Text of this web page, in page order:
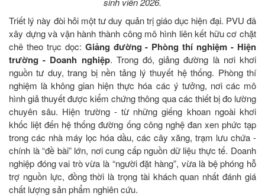
Triết lý này đòi hỏi một tư duy quản trị giáo dục hiện đại. PVU đã
xây dựng và vận hành thành công mô hình liên kết hữu cơ chặt
chẽ theo trục dọc: Giảng đường - Phòng thí nghiệm - Hiện
trường - Doanh nghiệp. Trong đó, giảng đường là nơi khơi
nguồn tư duy, trang bị nền tảng lý thuyết hệ thống. Phòng thí
nghiệm là không gian hiện thực hóa các ý tưởng, nơi các mô
hình giả thuyết được kiểm chứng thông qua các thiết bị đo lường
chuyên sâu. Hiện trường - từ những giếng khoan ngoài khơi
khốc liệt đến hệ thống đường ống công nghệ đan xen phức tạp
trong các nhà máy lọc hóa dầu, các cây xăng, trạm lưu chứa -
chính là “đề bài” lớn, nơi cung cấp nguồn dữ liệu thực tế. Doanh
nghiệp đóng vai trò vừa là “người đặt hàng”, vừa là bệ phóng hỗ
trợ nguồn lực, đồng thời là trọng tài khách quan nhất đánh giá
chất lượng sản phẩm nghiên cứu.